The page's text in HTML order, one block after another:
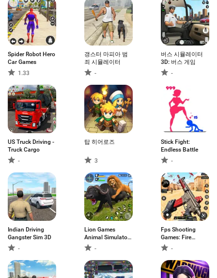
Spider Robot Hero
Car Games
1.33
갱스터 마피아 범
죄 시뮬레이터
-
버스 시뮬레이터
3D: 버스 게임
-
US Truck Driving -
Truck Cargo
-
탑 히어로즈
3
Stick Fight:
Endless Battle
-
Indian Driving
Gangster Sim 3D
-
Lion Games
Animal Simulator
3D -
Fps Shooting
Games: Fire
Games
-